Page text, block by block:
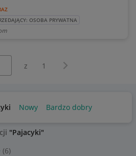
OSOBA PRYWATNA
z 1 Następna strona
Nowy Bardzo dobry
"Pajacyki"
(6)